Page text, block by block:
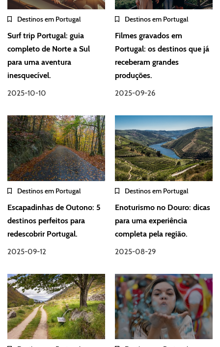
Destinos em Portugal
Surf trip Portugal: guia
completo de Norte a Sul
para uma aventura
inesquecível.
2025-10-10
Destinos em Portugal
Filmes gravados em
Portugal: os destinos que já
receberam grandes
produções.
2025-09-26
Destinos em Portugal
Escapadinhas de Outono: 5
destinos perfeitos para
redescobrir Portugal.
2025-09-12
Destinos em Portugal
Enoturismo no Douro: dicas
para uma experiência
completa pela região.
2025-08-29